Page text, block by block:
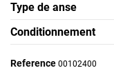
Type de anse
Conditionnement
Reference 00102400